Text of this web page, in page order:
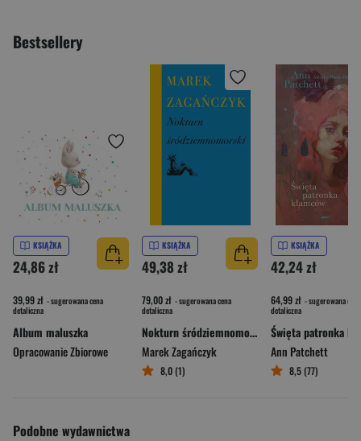
Bestsellery
KSIĄŻKA
24,86 zł
39,99 zł - sugerowana cena
detaliczna
Album maluszka
Opracowanie Zbiorowe
KSIĄŻKA
49,38 zł
79,00 zł - sugerowana cena
detaliczna
Nokturn śródziemnomorski
Marek Zagańczyk
8,0 (1)
KSIĄŻKA
42,24 zł
64,99 zł - sugerowana cena
detaliczna
Ann Patchett
8,5 (77)
Podobne wydawnictwa